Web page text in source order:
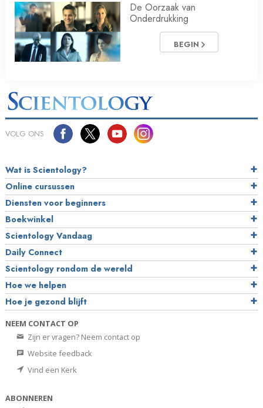
De Oorzaak van
Onderdrukking
BEGIN
VOLG ONS
Wat is Scientology?
Online cursussen
Diensten voor beginners
Boekwinkel
Scientology Vandaag
Daily Connect
Scientology rondom de wereld
Hoe we helpen
Hoe je gezond blijft
NEEM CONTACT OP
Zijn er vragen? Neem contact op
Website feedback
Vind een Kerk
ABONNEREN